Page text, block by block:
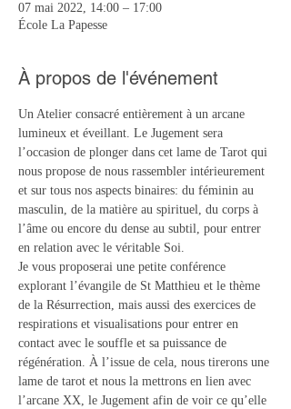
07 mai 2022, 14:00 – 17:00
École La Papesse
À propos de l'événement
Un Atelier consacré entièrement à un arcane
lumineux et éveillant. Le Jugement sera
l’occasion de plonger dans cet lame de Tarot qui
nous propose de nous rassembler intérieurement
et sur tous nos aspects binaires: du féminin au
masculin, de la matière au spirituel, du corps à
l’âme ou encore du dense au subtil, pour entrer
en relation avec le véritable Soi.
Je vous proposerai une petite conférence
explorant l’évangile de St Matthieu et le thème
de la Résurrection, mais aussi des exercices de
respirations et visualisations pour entrer en
contact avec le souffle et sa puissance de
régénération. À l’issue de cela, nous tirerons une
lame de tarot et nous la mettrons en lien avec
l’arcane XX, le Jugement afin de voir ce qu’elle